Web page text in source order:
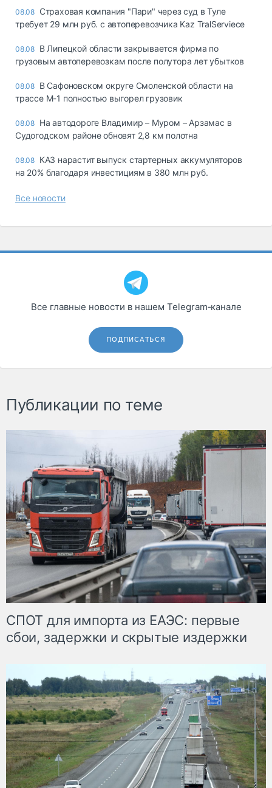
08.08 Страховая компания "Пари" через суд в Туле
требует 29 млн руб. с автоперевозчика Kaz TralServiece
08.08 В Липецкой области закрывается фирма по
грузовым автоперевозкам после полутора лет убытков
08.08 В Сафоновском округе Смоленской области на
трассе М-1 полностью выгорел грузовик
08.08 На автодороге Владимир – Муром – Арзамас в
Судогодском районе обновят 2,8 км полотна
08.08 КАЗ нарастит выпуск стартерных аккумуляторов
на 20% благодаря инвестициям в 380 млн руб.
Все новости
Все главные новости в нашем Telegram‑канале
ПОДПИСАТЬСЯ
Публикации по теме
СПОТ для импорта из ЕАЭС: первые
сбои, задержки и скрытые издержки